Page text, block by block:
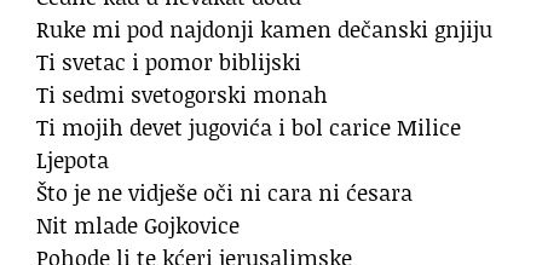
Ruke mi pod najdonji kamen dečanski gnjiju
Ti svetac i pomor biblijski
Ti sedmi svetogorski monah
Ti mojih devet jugovića i bol carice Milice
Ljepota
Što je ne vidješe oči ni cara ni ćesara
Nit mlade Gojkovice
Pohode li te kćeri jerusalimske